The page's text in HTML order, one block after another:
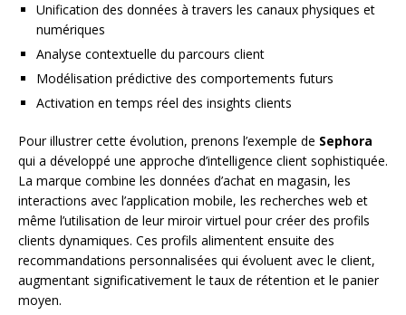
Unification des données à travers les canaux physiques et
numériques
Analyse contextuelle du parcours client
Modélisation prédictive des comportements futurs
Activation en temps réel des insights clients
Pour illustrer cette évolution, prenons l’exemple de Sephora
qui a développé une approche d’intelligence client sophistiquée.
La marque combine les données d’achat en magasin, les
interactions avec l’application mobile, les recherches web et
même l’utilisation de leur miroir virtuel pour créer des profils
clients dynamiques. Ces profils alimentent ensuite des
recommandations personnalisées qui évoluent avec le client,
augmentant significativement le taux de rétention et le panier
moyen.